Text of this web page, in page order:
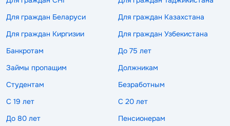
Для граждан Беларуси
Для граждан Казахстана
Для граждан Киргизии
Для граждан Узбекистана
Банкротам
До 75 лет
Займы пропащим
Должникам
Студентам
Безработным
С 19 лет
С 20 лет
До 80 лет
Пенсионерам